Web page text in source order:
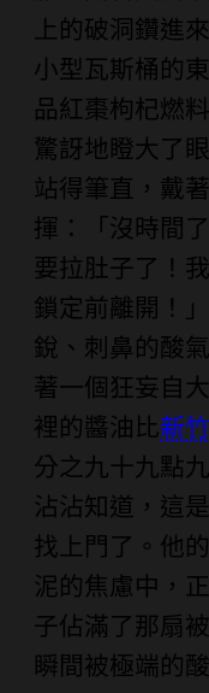
上的破洞鑽進
小型瓦斯桶的
品紅棗枸杞燃
驚訝地瞪大了
站得筆直，戴
揮：「沒時間
要拉肚子了！
鎖定前離開！
銳、刺鼻的酸
著一個狂妄自
裡的醬油比新
分之九十九點
沾沾知道，這
找上門了。他
泥的焦慮中，
子佔滿了那扇
瞬間被極端的